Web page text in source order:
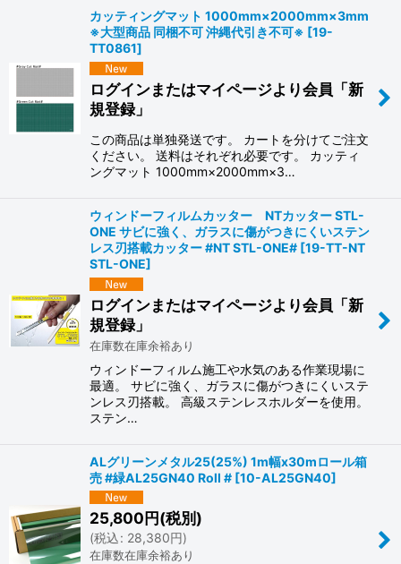
カッティングマット 1000mm×2000mm×3mm
※大型商品 同梱不可 沖縄代引き不可※ [19-
TT0861]
ログインまたはマイページより会員「新
規登録」
この商品は単独発送です。 カートを分けてご注文
ください。 送料はそれぞれ必要です。 カッティ
ングマット 1000mm×2000mm×3…
ウィンドーフィルムカッター NTカッター STL-
ONE サビに強く、ガラスに傷がつきにくいステン
レス刃搭載カッター #NT STL-ONE# [19-TT-NT
STL-ONE]
ログインまたはマイページより会員「新
規登録」
在庫数在庫余裕あり
ウィンドーフィルム施工や水気のある作業現場に
最適。 サビに強く、ガラスに傷がつきにくいステ
ンレス刃搭載。 高級ステンレスホルダーを使用。
ステン…
ALグリーンメタル25(25%) 1m幅x30mロール箱
売 #緑AL25GN40 Roll # [10-AL25GN40]
25,800円(税別)
(税込: 28,380円)
在庫数在庫余裕あり